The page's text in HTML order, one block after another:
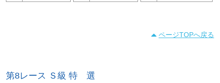
ページTOPへ戻る
第8レース Ｓ級 特 選